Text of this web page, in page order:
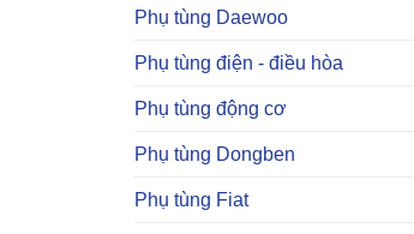
Phụ tùng Daewoo
Phụ tùng điện - điều hòa
Phụ tùng động cơ
Phụ tùng Dongben
Phụ tùng Fiat